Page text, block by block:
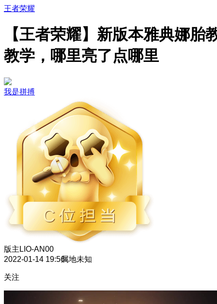
王者荣耀
【王者荣耀】新版本雅典娜胎
教学，哪里亮了点哪里
我是拼搏
版主 LIO-AN00
2022-01-14 19:56属地未知
关注